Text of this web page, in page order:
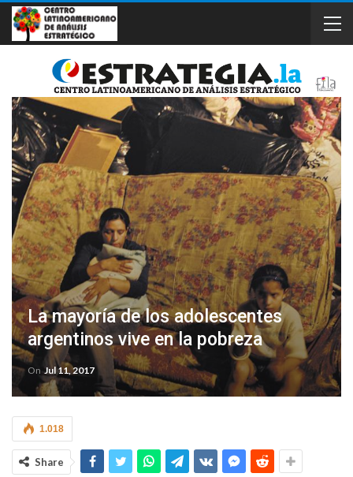
La mayoría de los adolescentes
argentinos vive en la pobreza
On Jul 11, 2017
1.018
Share